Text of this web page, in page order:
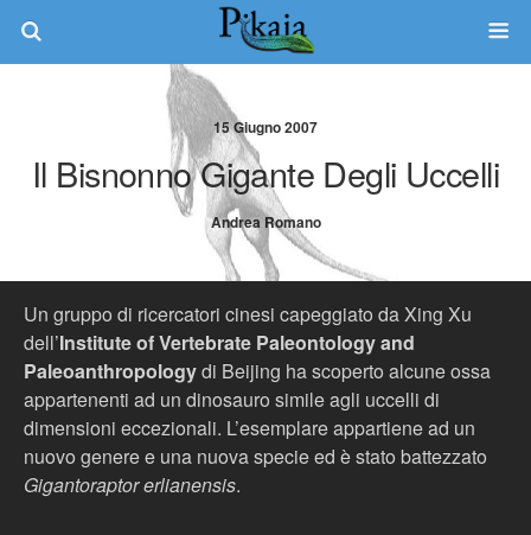
15 Giugno 2007
Il Bisnonno Gigante Degli Uccelli
Andrea Romano
Un gruppo di ricercatori cinesi capeggiato da Xing Xu
dell’Institute of Vertebrate Paleontology and
Paleoanthropologydi Beijing ha scoperto alcune ossa
appartenenti ad un dinosauro simile agli uccelli di
dimensioni eccezionali. L’esemplare appartiene ad un
nuovo genere e una nuova specie ed è stato battezzato
Gigantoraptor erlianensis.